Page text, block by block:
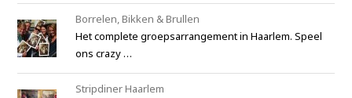
Borrelen, Bikken & Brullen
Het complete groepsarrangement in Haarlem. Speel
ons crazy …
Stripdiner Haarlem